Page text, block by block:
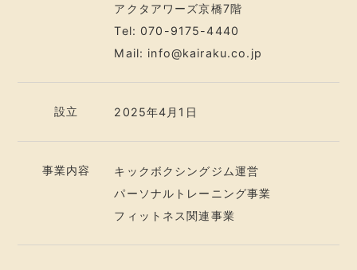
アクタアワーズ京橋7階
Tel:070-9175-4440
Mail: info@kairaku.co.jp
設立 2025年4月1日
事業内容
キックボクシングジム運営
パーソナルトレーニング事業
フィットネス関連事業